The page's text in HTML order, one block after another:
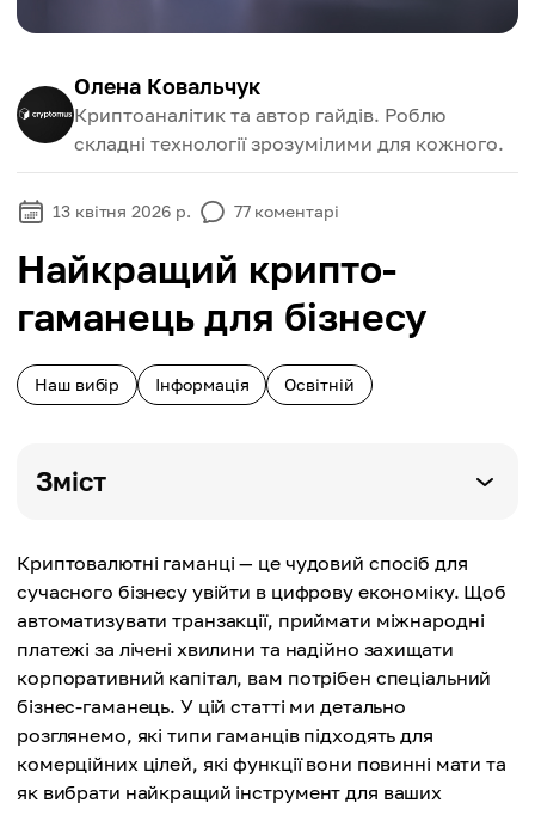
Олена Ковальчук
Криптоаналітик та автор гайдів. Роблю
складні технології зрозумілими для кожного.
13 квітня 2026 р. 77 коментарі
Найкращий крипто-
гаманець для бізнесу
Наш вибір Інформація Освітній
Зміст
Криптовалютні гаманці — це чудовий спосіб для
сучасного бізнесу увійти в цифрову економіку. Щоб
автоматизувати транзакції, приймати міжнародні
платежі за лічені хвилини та надійно захищати
корпоративний капітал, вам потрібен спеціальний
бізнес-гаманець. У цій статті ми детально
розглянемо, які типи гаманців підходять для
комерційних цілей, які функції вони повинні мати та
як вибрати найкращий інструмент для ваших